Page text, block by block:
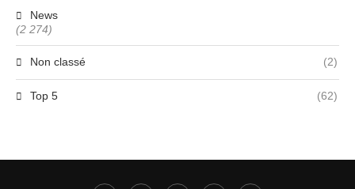
News
(2 274)
Non classé (2)
Top 5 (62)